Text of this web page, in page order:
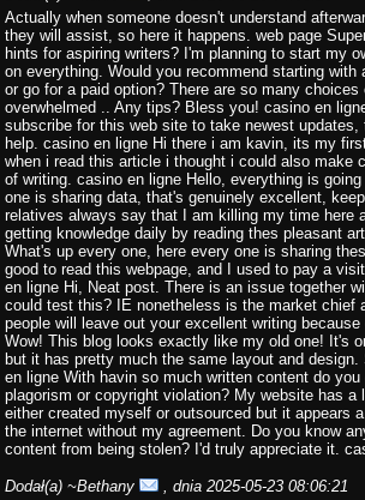
Actually when someone doesn't understand
they will assist, so here it happens. web page
hints for aspiring writers? I'm planning to start my
on everything. Would you recommend starting with
or go for a paid option? There are so many
overwhelmed .. Any tips? Bless you! casino en
subscribe for this web site to take newest
help. casino en ligne Hi there i am kavin, its my
when i read this article i thought i could also make
of writing. casino en ligne Hello, everything is
one is sharing data, that's genuinely excellent,
relatives always say that I am killing my time here
getting knowledge daily by reading thes pleasant
What's up every one, here every one is sharing
good to read this webpage, and I used to pay a
en ligne Hi, Neat post. There is an issue together
could test this? IE nonetheless is the market chief
people will leave out your excellent writing
Wow! This blog looks exactly like my old one! It's
but it has pretty much the same layout and
en ligne With havin so much written content do
plagorism or copyright violation? My website has
either created myself or outsourced but it appears
the internet without my agreement. Do you know
content from being stolen? I'd truly appreciate it.
Dodał(a) ~Bethany
, dnia 2025-05-23 08:06:21